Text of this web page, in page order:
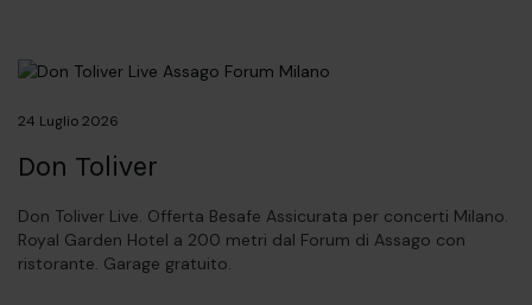
24 Luglio 2026
Don Toliver
Don Toliver Live. Offerta Besafe Assicurata per concerti Milano.
Royal Garden Hotel a 200 metri dal Forum di Assago con
ristorante. Garage gratuito.